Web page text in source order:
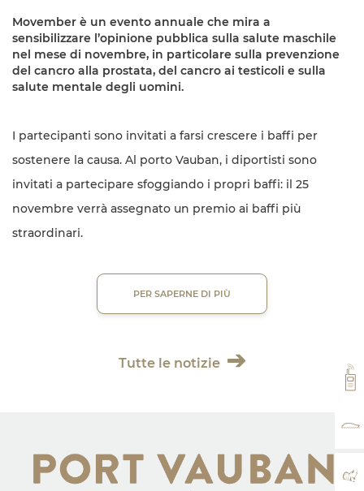
Movember è un evento annuale che mira a
sensibilizzare l’opinione pubblica sulla salute maschile
nel mese di novembre, in particolare sulla prevenzione
del cancro alla prostata, del cancro ai testicoli e sulla
salute mentale degli uomini.
I partecipanti sono invitati a farsi crescere i baffi per
sostenere la causa. Al porto Vauban, i diportisti sono
invitati a partecipare sfoggiando i propri baffi: il 25
novembre verrà assegnato un premio ai baffi più
straordinari.
PER SAPERNE DI PIÙ
Tutte le notizie